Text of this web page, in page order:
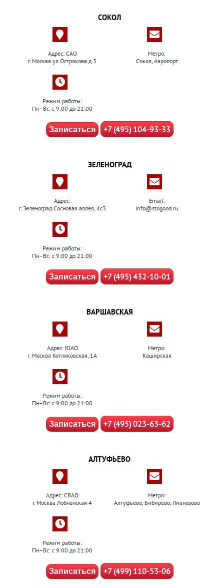
СОКОЛ
Адрес: САО
г. Москва ул.Острякова д.3
Метро:
Сокол, Аэропорт
Режим работы:
Пн–Вс: с 9:00 до 21:00
Записаться +7 (495) 104-93-33
ЗЕЛЕНОГРАД
Адрес:
г. Зеленоград Сосновая аллея, 4с3
Email:
info@stogood.ru
Режим работы:
Пн–Вс: с 9:00 до 21:00
Записаться +7 (495) 432-10-01
ВАРШАВСКАЯ
Адрес: ЮАО
г. Москва Котляковская, 1А
Метро:
Каширская
Режим работы:
Пн–Вс: с 9:00 до 21:00
Записаться +7 (495) 023-63-62
АЛТУФЬЕВО
Адрес: СВАО
г. Москва Лобненская 4
Метро:
Алтуфьево, Бибирево, Лианозово
Режим работы:
Пн–Вс: с 9:00 до 21:00
Записаться +7 (499) 110-53-06